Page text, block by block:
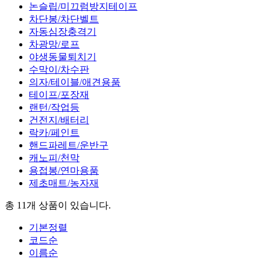
논슬립/미끄럼방지테이프
차단봉/차단벨트
자동심장충격기
차광망/로프
야생동물퇴치기
수막이/차수판
의자/테이블/애견용품
테이프/포장재
랜턴/작업등
건전지/배터리
락카/페인트
핸드파레트/운반구
캐노피/천막
용접봉/연마용품
제초매트/농자재
총 11개 상품이 있습니다.
기본정렬
코드순
이름순